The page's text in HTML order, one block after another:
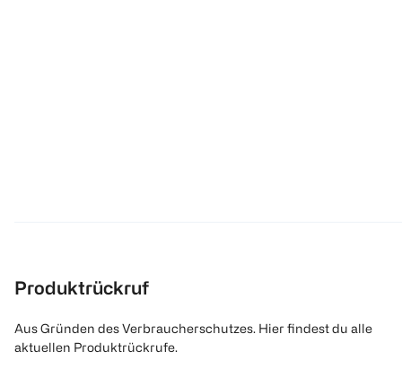
Produktrückruf
Aus Gründen des Verbraucherschutzes. Hier findest du alle
aktuellen Produktrückrufe.